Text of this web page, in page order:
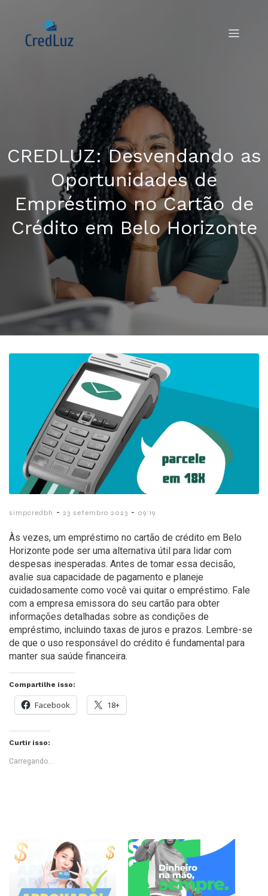
CREDLUZ: Desvendando as
Oportunidades de
Empréstimo no Cartão de
Crédito em Belo Horizonte
simpcredbh - 23 setembro 2023 - 09:19
Às vezes, um empréstimo no cartão de crédito em Belo
Horizonte pode ser uma alternativa útil para lidar com
despesas inesperadas. Antes de tomar essa decisão,
avalie sua capacidade de pagamento e planeje
cuidadosamente como você vai quitar o empréstimo. Fale
com a empresa emissora do seu cartão para obter
informações detalhadas sobre as condições de
empréstimo, incluindo taxas de juros e prazos. Lembre-se
de que o uso responsável do crédito é fundamental para
manter sua saúde financeira.
Compartilhe isso:
Facebook 18+
Curtir isso:
Carregando...